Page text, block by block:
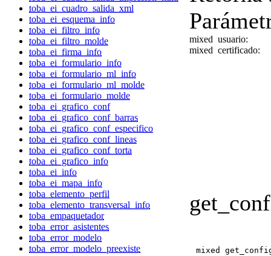
toba_ei_cuadro_salida_xml
toba_ei_esquema_info
toba_ei_filtro_info
toba_ei_filtro_molde
toba_ei_firma_info
toba_ei_formulario_info
toba_ei_formulario_ml_info
toba_ei_formulario_ml_molde
toba_ei_formulario_molde
toba_ei_grafico_conf
toba_ei_grafico_conf_barras
toba_ei_grafico_conf_especifico
toba_ei_grafico_conf_lineas
toba_ei_grafico_conf_torta
toba_ei_grafico_info
toba_ei_info
toba_ei_mapa_info
toba_elemento_perfil
toba_elemento_transversal_info
toba_empaquetador
toba_error_asistentes
toba_error_modelo
toba_error_modelo_preexiste
mixed usuario:
mixed certificado:
mixed